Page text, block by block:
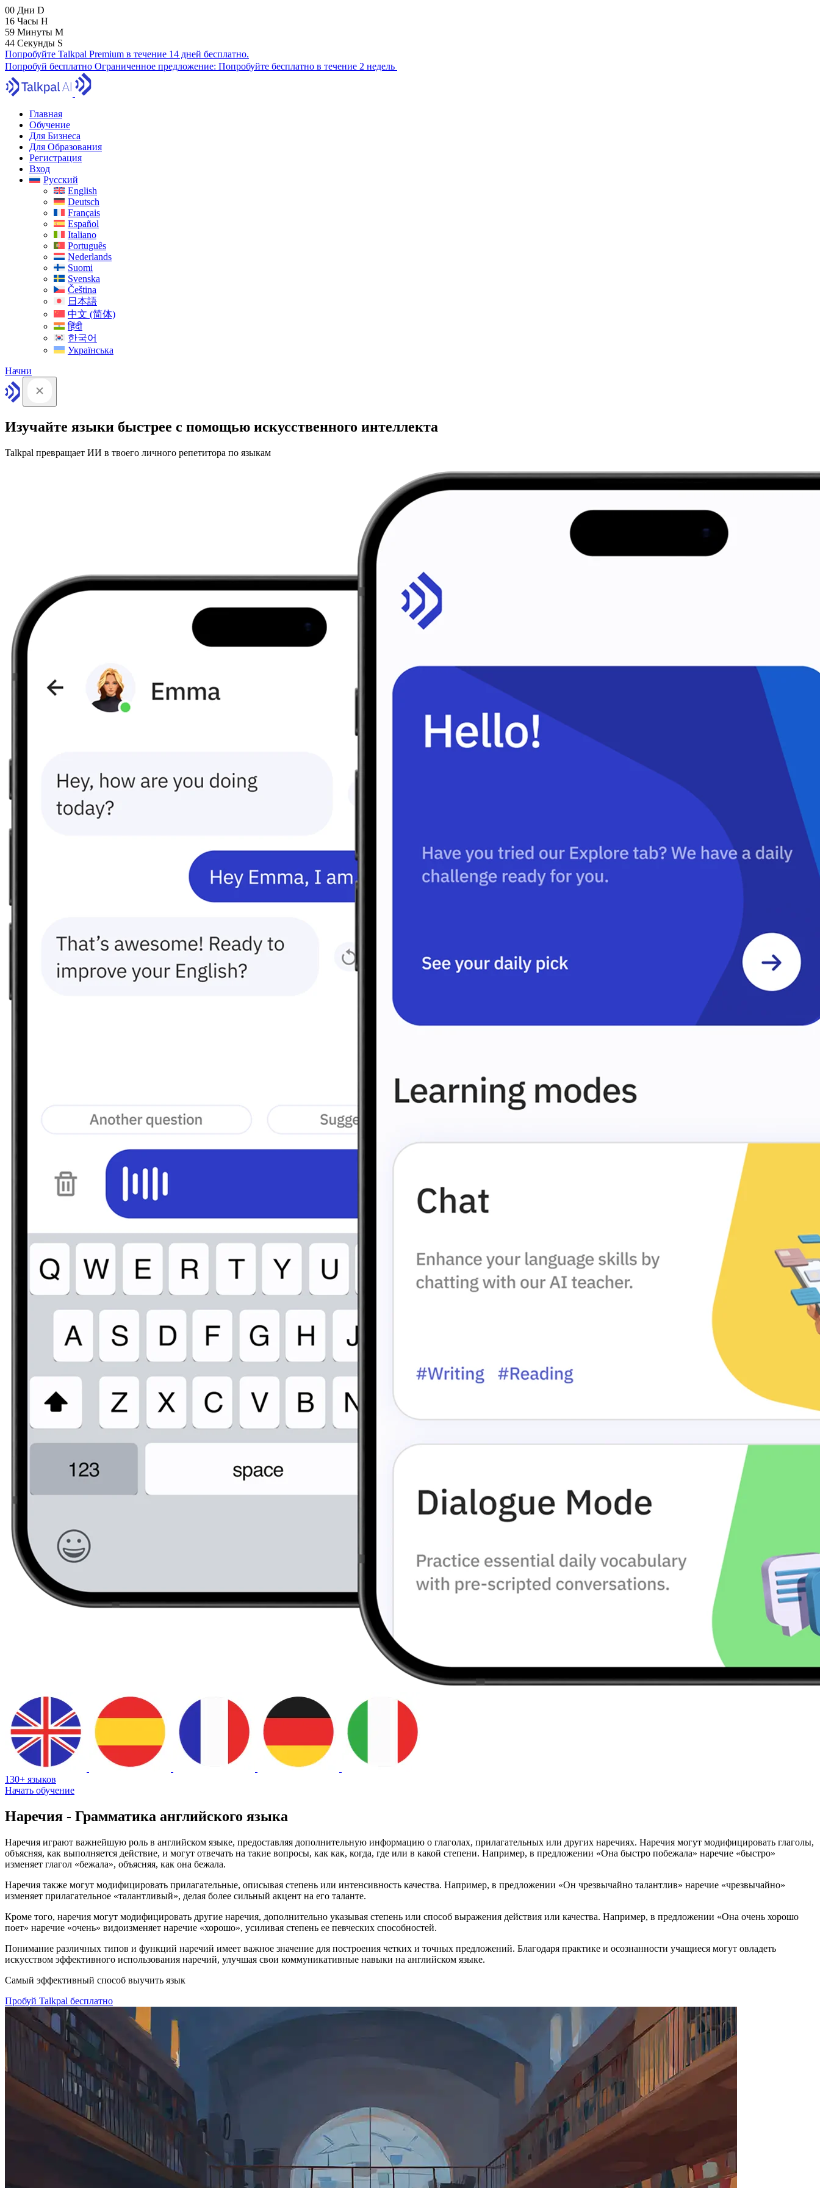
00 Дни D
16 Часы H
59 Минуты M
43 Секунды S
Попробуйте Talkpal Premium в течение 14 дней бесплатно.
Попробуй бесплатно Ограниченное предложение: Попробуйте бесплатно в течение 2 недель
Главная
Обучение
Для Бизнеса
Для Образования
Регистрация
Вход
Русский
English
Deutsch
Français
Español
Italiano
Português
Nederlands
Suomi
Svenska
Čeština
日本語
中文 (简体)
हिंदी
한국어
Українська
Начни
Изучайте языки быстрее с помощью искусственного интеллекта
Talkpal превращает ИИ в твоего личного репетитора по языкам
130+ языков
Начать обучение
Наречия - Грамматика английского языка
Наречия играют важнейшую роль в английском языке, предоставляя дополнительную информацию о глаголах, прилагательных или других наречиях. Наречия могут модифицировать глаголы,
объясняя, как выполняется действие, и могут отвечать на такие вопросы, как как, когда, где или в какой степени. Например, в предложении «Она быстро побежала» наречие «быстро»
изменяет глагол «бежала», объясняя, как она бежала.
Наречия также могут модифицировать прилагательные, описывая степень или интенсивность качества. Например, в предложении «Он чрезвычайно талантлив» наречие «чрезвычайно»
изменяет прилагательное «талантливый», делая более сильный акцент на его таланте.
Кроме того, наречия могут модифицировать другие наречия, дополнительно указывая степень или способ выражения действия или качества. Например, в предложении «Она очень хорошо
поет» наречие «очень» видоизменяет наречие «хорошо», усиливая степень ее певческих способностей.
Понимание различных типов и функций наречий имеет важное значение для построения четких и точных предложений. Благодаря практике и осознанности учащиеся могут овладеть
искусством эффективного использования наречий, улучшая свои коммуникативные навыки на английском языке.
Самый эффективный способ выучить язык
Пробуй Talkpal бесплатно